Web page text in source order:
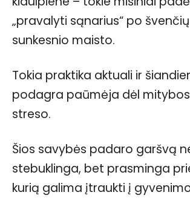
„pravalyti sąnarius“ po
sunkesnio maisto.
Tokia praktika aktuali ir
podagra paūmėja dėl
streso.
Šios savybės padaro garšvą
stebuklinga, bet prasminga
kurią galima įtraukti į